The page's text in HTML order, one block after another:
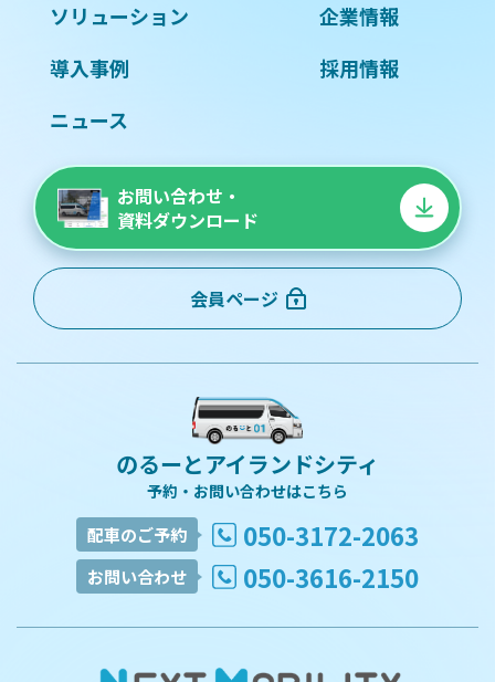
ソリューション
導入事例
ニュース
企業情報
採用情報
お問い合わせ・
資料ダウンロード
会員ページ
のるーとアイランドシティ
予約・お問い合わせはこちら
配車のご予約 050-3172-2063
お問い合わせ 050-3616-2150